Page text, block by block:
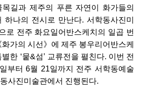
길과 제주의 푸른 자연이 화가들의
하나의 전시로 만난다. 서학동사진미
로 전주 화요일어반스케치의 일곱 번
가의 시선》에 제주 봉우리어반스케
한 ‘뭍&섬’ 교류전을 펼친다. 이번 전
부터 6월 21일까지 전주 서학동예술
사진미술관에서 진행된다.